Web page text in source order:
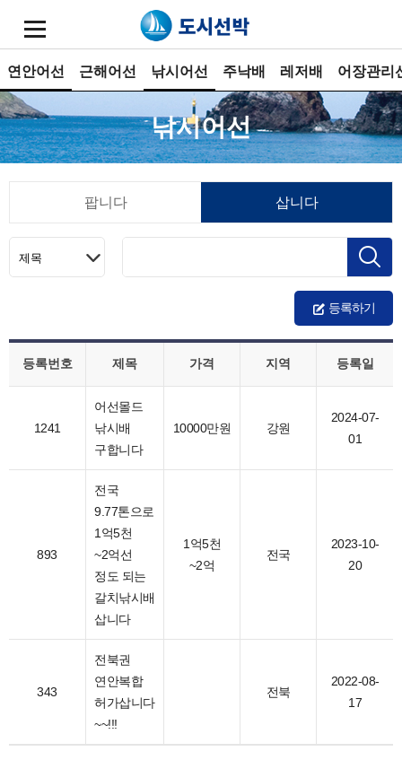
연안어선 근해어선 낚시어선 주낙배 레저배 어장관리
낚시어선
팝니다 삽니다
등록하기
등록번호 제목 가격 지역 등록일
1241
어선몰드
낚시배
구합니다
10000만원 강원
2024-07-
01
893
전국
9.77톤으로
1억5천
~2억선
정도 되는
갈치낚시배
삽니다
1억5천
~2억
전국
2023-10-
20
343
전북권
연안복합
허가삽니다
~~!!!
전북
2022-08-
17